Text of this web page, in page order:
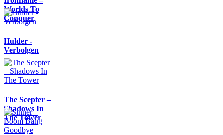
Worlds To
Conquer
Hulder -
Verbolgen
The Scepter –
Shadows In
The Tower